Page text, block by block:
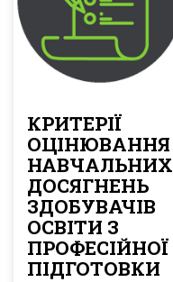
КРИТЕРІЇ
ОЦІНЮВАННЯ
НАВЧАЛЬНИХ
ДОСЯГНЕНЬ
ЗДОБУВАЧІВ
ОСВІТИ З
ПРОФЕСІЙНОЇ
ПІДГОТОВКИ